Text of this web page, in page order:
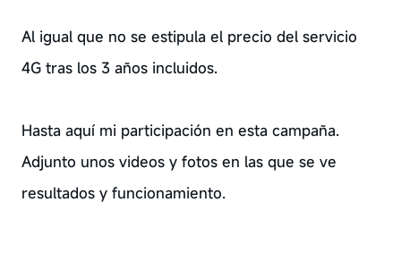
Al igual que no se estipula el precio del servicio
4G tras los 3 años incluidos.
Hasta aquí mi participación en esta campaña.
Adjunto unos videos y fotos en las que se ve
resultados y funcionamiento.